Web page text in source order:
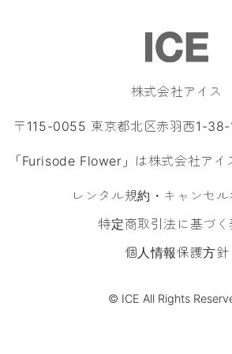
株式会社アイス
〒115-0055 東京都北区赤羽西1-
「Furisode Flower」は株式会社アイ
レンタル規約・キャンセル
特定商取引法に基づく
個人情報保護方針
© ICE All Rights